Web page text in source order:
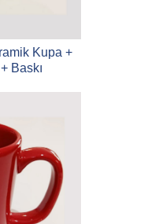
Kupa +
Baskı